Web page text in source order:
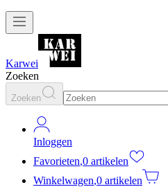
Karwei
Zoeken
Zoeken
Inloggen
Favorieten,0 artikelen
Winkelwagen,0 artikelen